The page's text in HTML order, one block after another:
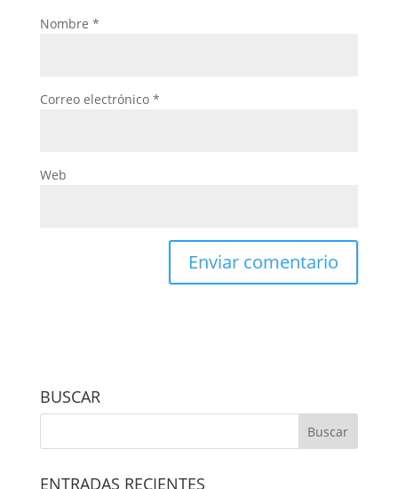
Nombre *
Correo electrónico *
Web
BUSCAR
ENTRADAS RECIENTES